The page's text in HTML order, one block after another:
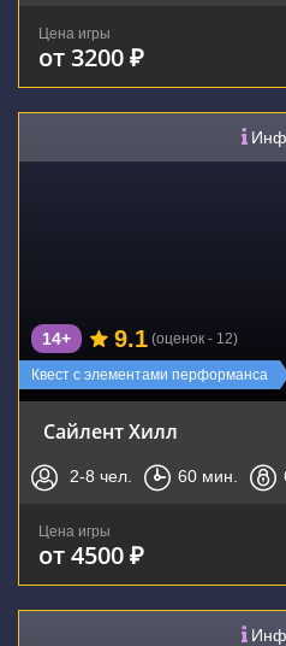
Цена игры
от 3200 ₽
Квест с элементами перформанса
14+ 9.1 (оценок - 12)
Сайлент Хилл
2-8 чел. 60 мин.
Цена игры
от 4500 ₽